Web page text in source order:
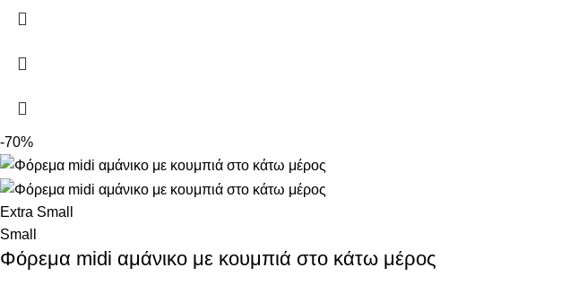
-70%
Extra Small
Small
Φόρεμα midi αμάνικο με κουμπιά στο κάτω μέρος